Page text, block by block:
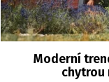
Moderní
chytrou